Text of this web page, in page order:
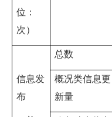
位：
次）
信息发
布
总数
概况类信息更
新量